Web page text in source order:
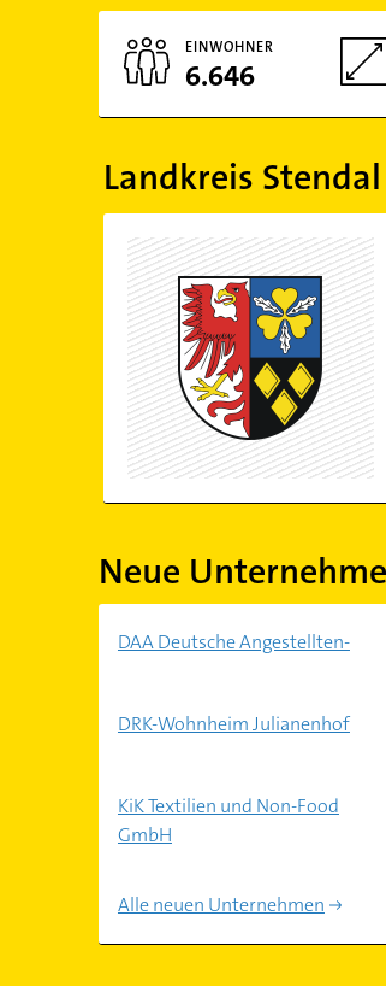
EINWOHNER
6.646
Landkreis Stendal
Neue
DAA Deutsche Angestellten-
DRK-Wohnheim Julianenhof
KiK Textilien und Non-Food
GmbH
Alle neuen Unternehmen